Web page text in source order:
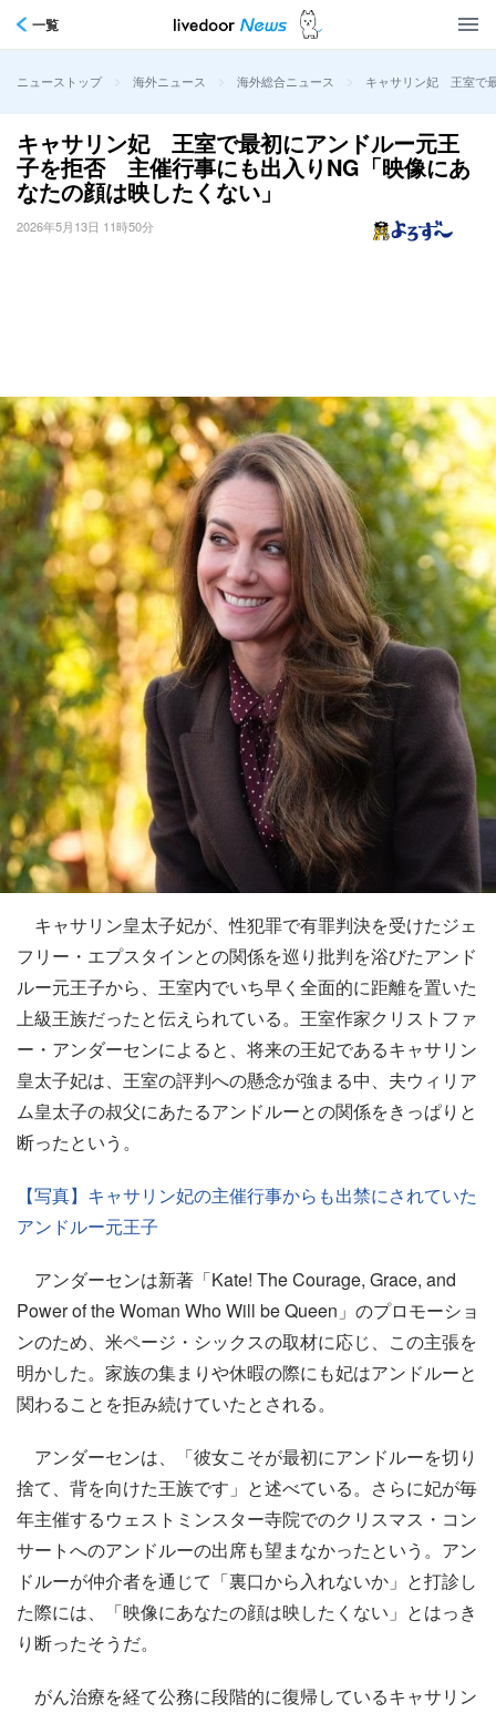
一覧
ニューストップ > 海外ニュース > 海外総合ニュース > キャサリン妃 王室で
キャサリン妃 王室で最初にアンドルー元王
子を拒否 主催行事にも出入りNG「映像にあ
なたの顔は映したくない」
2026年5月13日 11時50分
キャサリン皇太子妃が、性犯罪で有罪判決を受けたジェ
フリー・エプスタインとの関係を巡り批判を浴びたアンド
ルー元王子から、王室内でいち早く全面的に距離を置いた
上級王族だったと伝えられている。王室作家クリストファ
ー・アンダーセンによると、将来の王妃であるキャサリン
皇太子妃は、王室の評判への懸念が強まる中、夫ウィリア
ム皇太子の叔父にあたるアンドルーとの関係をきっぱりと
断ったという。
【写真】キャサリン妃の主催行事からも出禁にされていた
アンドルー元王子
アンダーセンは新著「Kate! The Courage, Grace, and
Power of the Woman Who Will be Queen」のプロモーショ
ンのため、米ページ・シックスの取材に応じ、この主張を
明かした。家族の集まりや休暇の際にも妃はアンドルーと
関わることを拒み続けていたとされる。
アンダーセンは、「彼女こそが最初にアンドルーを切り
捨て、背を向けた王族です」と述べている。さらに妃が毎
年主催するウェストミンスター寺院でのクリスマス・コン
サートへのアンドルーの出席も望まなかったという。アン
ドルーが仲介者を通じて「裏口から入れないか」と打診し
た際には、「映像にあなたの顔は映したくない」とはっき
り断ったそうだ。
がん治療を経て公務に段階的に復帰しているキャサリン